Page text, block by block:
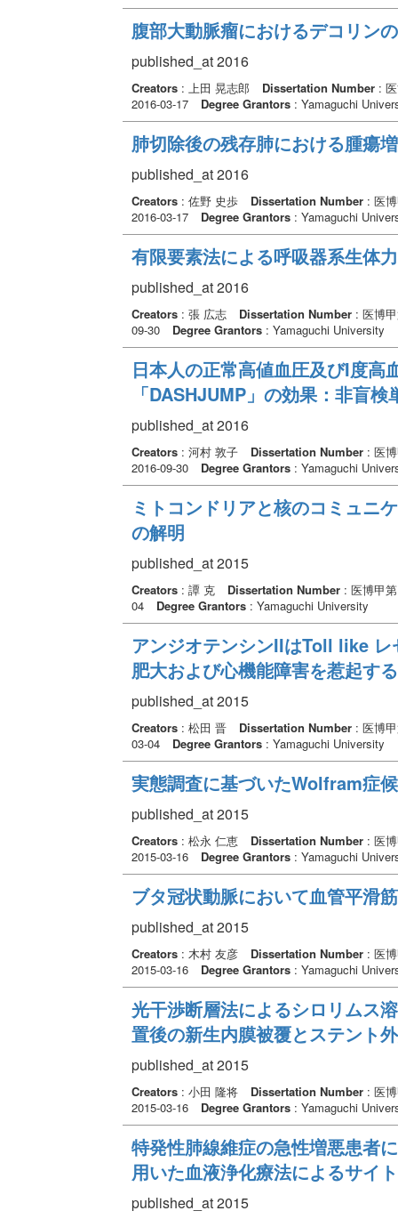
腹部大動脈瘤におけるデコリン
published_at 2016
Creators: 上田 晃志郎 Dissertation Number: 医
2016-03-17
Degree Grantors: Yamaguchi
肺切除後の残存肺における腫瘍
published_at 2016
Creators: 佐野 史歩 Dissertation Number: 医
2016-03-17
Degree Grantors: Yamaguchi
有限要素法による呼吸器系生体
published_at 2016
Creators: 張 広志 Dissertation Number: 医博
09-30
Degree Grantors: Yamaguchi University
日本人の正常高値血圧及びI度高
「DASHJUMP」の効果：非盲検
published_at 2016
Creators: 河村 敦子 Dissertation Number: 医
2016-09-30
Degree Grantors: Yamaguchi
ミトコンドリアと核のコミュニ
の解明
published_at 2015
Creators: 譚 克 Dissertation Number: 医博甲
04
Degree Grantors: Yamaguchi University
アンジオテンシンIIはToll like
肥大および心機能障害を惹起する
published_at 2015
Creators: 松田 晋 Dissertation Number: 医博
03-04
Degree Grantors: Yamaguchi University
実態調査に基づいたWolfram症
published_at 2015
Creators: 松永 仁恵 Dissertation Number: 医
2015-03-16
Degree Grantors: Yamaguchi
ブタ冠状動脈において血管平滑
published_at 2015
Creators: 木村 友彦 Dissertation Number: 医
2015-03-16
Degree Grantors: Yamaguchi
光干渉断層法によるシロリムス
置後の新生内膜被覆とステント
published_at 2015
Creators: 小田 隆将 Dissertation Number: 医
2015-03-16
Degree Grantors: Yamaguchi
特発性肺線維症の急性増悪患者
用いた血液浄化療法によるサイ
published_at 2015